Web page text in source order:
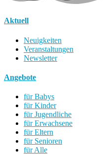
Aktuell
Neuigkeiten
Veranstaltungen
Newsletter
Angebote
für Babys
für Kinder
für Jugendliche
für Erwachsene
für Eltern
für Senioren
für Alle